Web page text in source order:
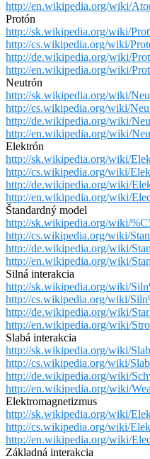
http://en.wikipedia.org/wiki/
Protón
http://sk.wikipedia.org/wiki/
http://cs.wikipedia.org/wiki/
http://de.wikipedia.org/wiki/
http://en.wikipedia.org/wiki/
Neutrón
http://sk.wikipedia.org/wiki/
http://cs.wikipedia.org/wiki/
http://de.wikipedia.org/wiki/
http://en.wikipedia.org/wiki/
Elektrón
http://sk.wikipedia.org/wiki/
http://cs.wikipedia.org/wiki/
http://de.wikipedia.org/wiki/
http://en.wikipedia.org/wiki/
Štandardný model
http://sk.wikipedia.org/wiki/
http://cs.wikipedia.org/wiki/
http://de.wikipedia.org/wiki/
http://en.wikipedia.org/wiki/
Silná interakcia
http://sk.wikipedia.org/wiki/
http://cs.wikipedia.org/wiki/
http://de.wikipedia.org/wiki/
http://en.wikipedia.org/wiki/
Slabá interakcia
http://sk.wikipedia.org/wiki/
http://cs.wikipedia.org/wiki/
http://de.wikipedia.org/wiki/
http://en.wikipedia.org/wiki/
Elektromagnetizmus
http://sk.wikipedia.org/wiki/
http://cs.wikipedia.org/wiki/
http://en.wikipedia.org/wiki/
Základná interakcia